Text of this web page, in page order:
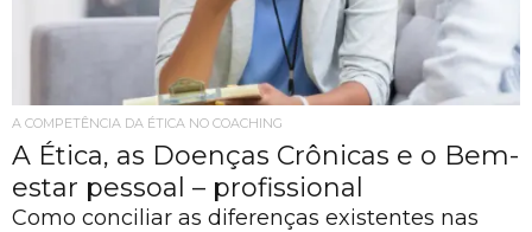
A COMPETÊNCIA DA ÉTICA NO COACHING
A Ética, as Doenças Crônicas e o Bem-
estar pessoal – profissional
Como conciliar as diferenças existentes nas